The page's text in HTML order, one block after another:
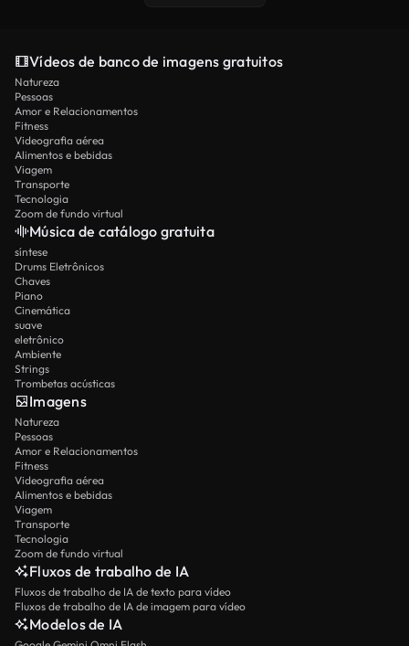
Vídeos de banco de imagens gratuitos
Natureza
Pessoas
Amor e Relacionamentos
Fitness
Videografia aérea
Alimentos e bebidas
Viagem
Transporte
Tecnologia
Zoom de fundo virtual
Música de catálogo gratuita
síntese
Drums Eletrônicos
Chaves
Piano
Cinemática
suave
eletrônico
Ambiente
Strings
Trombetas acústicas
Imagens
Natureza
Pessoas
Amor e Relacionamentos
Fitness
Videografia aérea
Alimentos e bebidas
Viagem
Transporte
Tecnologia
Zoom de fundo virtual
Fluxos de trabalho de IA
Fluxos de trabalho de IA de texto para vídeo
Fluxos de trabalho de IA de imagem para vídeo
Modelos de IA